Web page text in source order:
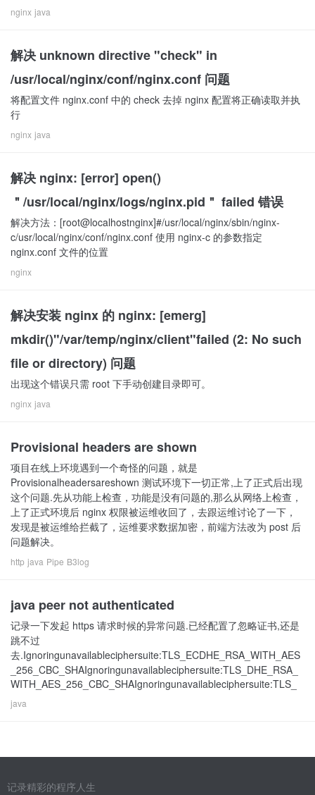
nginx java
解决 unknown directive "check" in
/usr/local/nginx/conf/nginx.conf 问题
将配置文件 nginx.conf 中的 check 去掉 nginx 配置将正确读取并执
行
nginx java
解决 nginx: [error] open()
＂/usr/local/nginx/logs/nginx.pid＂ failed 错误
解决方法：[root@localhostnginx]#/usr/local/nginx/sbin/nginx-
c/usr/local/nginx/conf/nginx.conf 使用 nginx-c 的参数指定
nginx.conf 文件的位置
nginx
解决安装 nginx 的 nginx: [emerg]
mkdir()"/var/temp/nginx/client"failed (2: No such
file or directory) 问题
出现这个错误只需 root 下手动创建目录即可。
nginx java
Provisional headers are shown
项目在线上环境遇到一个奇怪的问题，就是
Provisionalheadersareshown 测试环境下一切正常,上了正式后出现
这个问题.先从功能上检查，功能是没有问题的,那么从网络上检查，
上了正式环境后 nginx 权限被运维收回了，去跟运维讨论了一下，
发现是被运维给拦截了，运维要求数据加密，前端方法改为 post 后
问题解决。
http java Pipe B3log
java peer not authenticated
记录一下发起 https 请求时候的异常问题.已经配置了忽略证书,还是
跳不过
去.Ignoringunavailableciphersuite:TLS_ECDHE_RSA_WITH_AES
_256_CBC_SHAIgnoringunavailableciphersuite:TLS_DHE_RSA_
WITH_AES_256_CBC_SHAIgnoringunavailableciphersuite:TLS_
java
记录精彩的程序人生